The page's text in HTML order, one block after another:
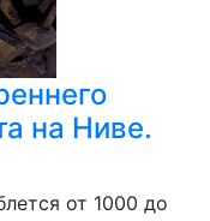
на Ниве.
от 1000 до